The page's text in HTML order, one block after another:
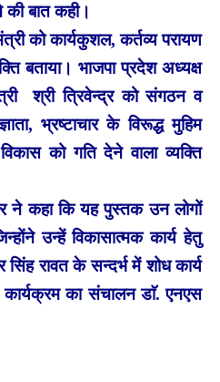
बात कही।
को कार्यकुशल, कर्तव्य परायण
बताया। भाजपा प्रदेश अध्यक्ष
श्री त्रिवेन्द्र को संगठन व
भ्रष्टाचार के विरूद्ध मुहिम
को गति देने वाला व्यक्ति
कहा कि यह पुस्तक उन लोगों
उन्हें विकासात्मक कार्य हेतु
सिंह रावत के सन्दर्भ में शोध कार्य
का संचालन डाॅ. एनएस